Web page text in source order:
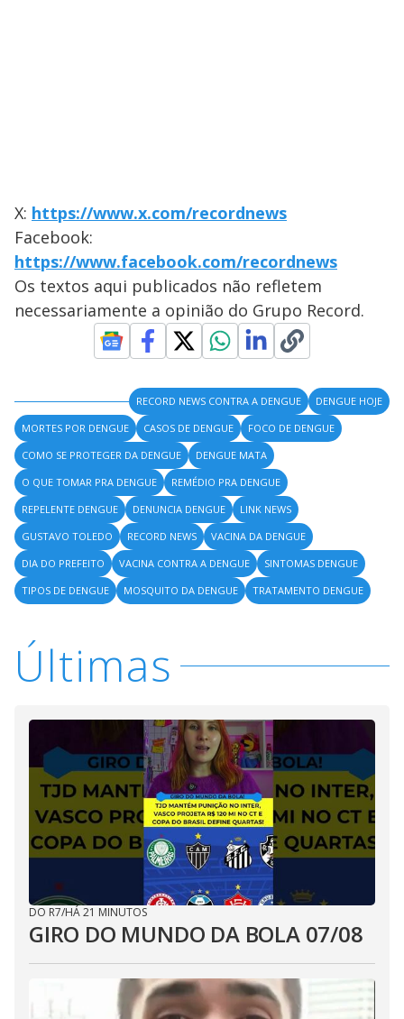
X: https://www.x.com/recordnews
Facebook:
https://www.facebook.com/recordnews
Os textos aqui publicados não refletem
necessariamente a opinião do Grupo Record.
RECORD NEWS CONTRA A DENGUE
DENGUE HOJE
MORTES POR DENGUE
CASOS DE DENGUE
FOCO DE DENGUE
COMO SE PROTEGER DA DENGUE
DENGUE MATA
O QUE TOMAR PRA DENGUE
REMÉDIO PRA DENGUE
REPELENTE DENGUE
DENUNCIA DENGUE
LINK NEWS
GUSTAVO TOLEDO
RECORD NEWS
VACINA DA DENGUE
DIA DO PREFEITO
VACINA CONTRA A DENGUE
SINTOMAS DENGUE
TIPOS DE DENGUE
MOSQUITO DA DENGUE TRATAMENTO DENGUE
Últimas
DO R7/HÁ 21 MINUTOS
GIRO DO MUNDO DA BOLA 07/08